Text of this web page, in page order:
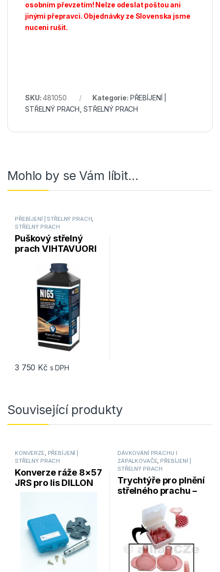
osobním převzetím! Nelze odeslat poštou ani
jinými přepravci. Objednávky ze Slovenska jsme
nuceni rušit.
SKU:481050 Kategorie: PŘEBÍJENÍ |
STŘELNÝ PRACH, STŘELNÝ PRACH
Mohlo by se Vám líbit…
PŘEBÍJENÍ | STŘELNÝ PRACH,
STŘELNÝ PRACH
Puškový střelný
prach VIHTAVUORI
3 750 Kč s DPH
Související produkty
KONVERZE, PŘEBÍJENÍ |
STŘELNÝ PRACH
Konverze ráže 8×57
JRS pro lis DILLON
DÁVKOVÁNÍ PRACHU I
ZÁPALKOVAČE, PŘEBÍJENÍ |
STŘELNÝ PRACH
Trychtýře pro plnění
střelného prachu –
KIT MTM